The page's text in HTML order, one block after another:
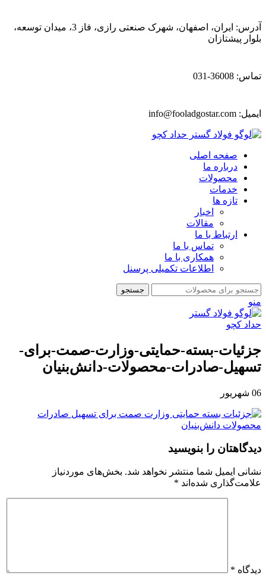
آدرس: ایران، اصفهان، شهرک صنعتی رازی، فاز 3، میدان توسعه،
بلوار پیشتازان
تماس: 36008-031
ایمیل: info@fooladgostar.com
صفحه اصلی
درباره ما
محصولات
خدمات
تازه ها
اخبار
مقالات
ارتباط با ما
تماس با ما
همکاری با ما
اطلاعات تکمیلی پرسنل
جستجو
منو
جزئیات-بسته-حمایتی-وزارت-صمت-برای-
تسهیل-صادرات-محصولات-دانش‌بنیان
06 شهریور
دیدگاهتان را بنویسید
نشانی ایمیل شما منتشر نخواهد شد. بخش‌های موردنیاز
علامت‌گذاری شده‌اند *
دیدگاه *